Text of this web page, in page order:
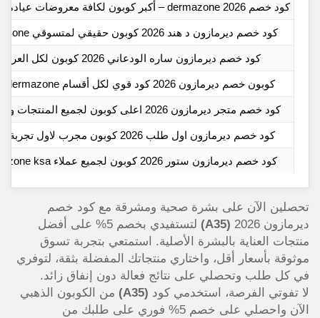
كود خصم dermazone 2026 – أكبر كوبون لكافة معروضات عيادة ديرمازون
كود خصم ديرمازون د هند 2026 كوبون حقيقي لمتسوقي dermazone
كود خصم ديرمازون ساره الودعاني 2026 كوبون لكل العروض
كوبون خصم ديرمازون 2026 كود قوي لكل أقسام store dermazone
كود خصم متجر ديرمازون 2026 اعلى كوبون لجميع المنتجات والعروض
كود خصم ديرمازون اول طلب 2026 كوبون مجرب لاول تجربة تسوق
كود خصم ديرمازون ستور 2026 كوبون لجميع عملاء dermazone ksa
تحصلين الآن على بشرة صحية ومشرقة مع كود خصم
ديرمازون 2026
(A35)
لتستفيدي بخصم 5% على أفضل
منتجات العناية بالبشرة الأصلية. استمتعي بتجربة تسوق
موثوقة بأسعار أقل، واختاري منتجاتك المفضلة بثقة، لتوفري
في كل طلب وتحصلي على نتائج فعالة دون إنفاق زائد.
لا تفوتي الفرصة، استخدمي كود (A35)
من الكوبون الذهبي
الآن واحصلي على خصم 5% فوري على طلبك من